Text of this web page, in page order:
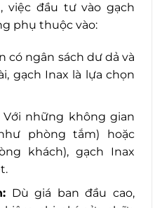
việc đầu tư vào gạch
phụ thuộc vào:
có ngân sách dư dả và
gạch Inax là lựa chọn
Với những không gian
phòng tắm) hoặc
khách), gạch Inax
Dù giá ban đầu cao,